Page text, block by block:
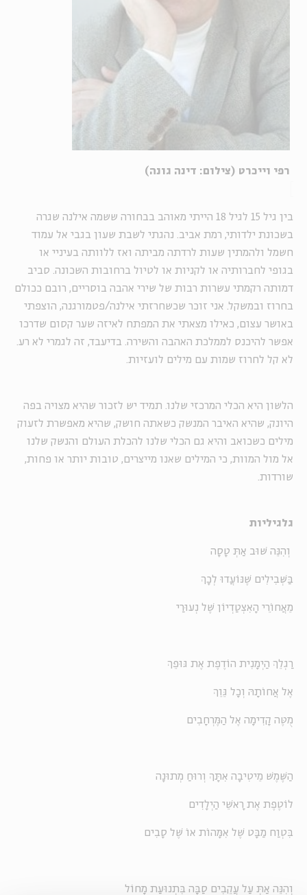
רפי וייכרט (צילום: דינה גונה)
בין גיל 15 לגיל 18 הייתי מאוהב בבחורה ששמה אילנה שגרה
בשכונת ילדותי, רמת אביב. נהגתי לשבת שעון בגבי אל עמוד
חשמל ולהמתין שעות לרדתה מביתה ואז ללוותה בעיניי או
בגופי לחברותיה או לקניות או לטיול ברחובות השכונה. סביב
דמותה רקמתי עשרות רבות של שירי אהבה בוסריים, רובם ככולם
בחרוז ובמשקל. אני זוכר שכשחרזתי אילנה/פטמורגנה, הוצפתי
באושר עצום, כאילו מצאתי את המפתח לאיזה שער קסום שדרכו
אפשר להיכנס לממלכת האהבה והשירה. בדיעבד, זה לגמרי לא רע.
לא קל לחרוז שמות עם מילים לועזיות.
הלשון היא הכלי המרכזי שלנו. תמיד יש לזכור שהיא מצויה בפה
היונק, שהיא האיבר המנשק כשאתה חושק, שהיא מאפשרת לזעוק
מילים כשכואב והיא גם הכלי שלנו להכלת העולם והנשק שלנו
אל מול המוות, כי המילים שאנו מייצרים, טובות יותר או פחות,
שורדות.
גלגיליות
וְהִנֵּה שׁוּב אַתְּ טָסָה
בַּשְּׁבִילִים שֶׁנּוֹעֲדוּ לְכָךְ
מֵאֲחוֹרֵי הָאִצְטַדְיוֹן שֶׁל נְעוּרַי
רַגְלֵךְ הַיְמָנִית הוֹדֶפֶת אֶת גּוּפֵךְ
אֶל אֲחוֹתָהּ וְכָל גֵּוֵךְ
מֻטֶּה קָדִימָה אֶל הַמֶּרְחָבִים
הַשֶּׁמֶשׁ מֵיטִיבָה אִתָּךְ וְרוּחַ מְתוּנָה
לוֹטֶפֶת אֶת רָאשֵׁי הַיְלָדִים
בִּטְוַח מַבָּט שֶׁל אִמָּהוֹת אוֹ שֶׁל סָבִים
וְהִנֵּה אַתְּ עַל עֲקֵבִים סַבָּה בִּתְנוּעַת מָחוֹל